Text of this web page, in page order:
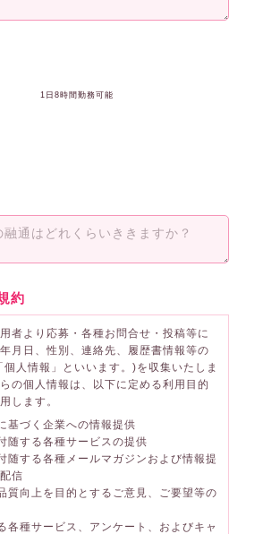
1日8時間勤務可能
約
者より応募・各種お問合せ・投稿等に
月日、性別、連絡先、履歴書情報等の
人情報」といいます。)を収集いたしま
の個人情報は、以下に定める利用目的
します。
基づく企業への情報提供
随する各種サービスの提供
随する各種メールマガジンおよび情報提
信
質向上を目的とするご意見、ご要望等の
各種サービス、アンケート、およびキャ